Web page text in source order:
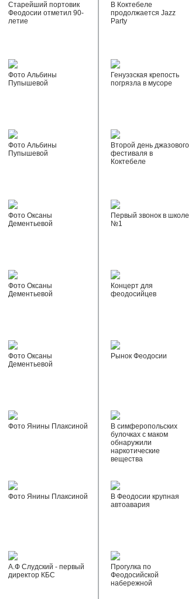
Старейший портовик
Феодосии отметил 90-
летие
Фото Альбины
Пупышевой
Фото Альбины
Пупышевой
Фото Оксаны
Дементьевой
Фото Оксаны
Дементьевой
Фото Оксаны
Дементьевой
Фото Янины Плаксиной
Фото Янины Плаксиной
А.Ф Слудский - первый
директор КБС
В Коктебеле
продолжается Jazz
Party
Генуэзская крепость
погрязла в мусоре
Второй день джазового
фестиваля в
Коктебеле
Первый звонок в школе
№1
Концерт для
феодосийцев
Рынок Феодосии
В симферопольских
булочках с маком
обнаружили
наркотические
вещества
В Феодосии крупная
автоавария
Прогулка по
Феодосийской
набережной